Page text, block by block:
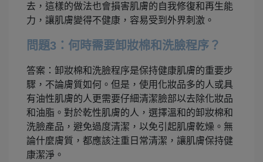
去，這樣的做法也會損害肌膚的自我修復和再生能
力，讓肌膚變得不健康，容易受到外界刺激。
問題3：何時需要卸妝棉和洗臉程序？
答案：卸妝棉和洗臉程序是保持健康肌膚的重要步
驟，不論膚質如何。但是，使用化妝品多的人或具
有油性肌膚的人更需要仔細清潔臉部以去除化妝品
和油脂。對於乾性肌膚的人，選擇溫和的卸妝棉和
洗臉產品，避免過度清潔，以免引起肌膚乾燥。無
論什麼膚質，都應該注重日常清潔，讓肌膚保持健
康潔淨。